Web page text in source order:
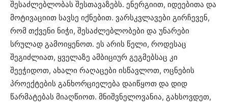
შესაძლებლობას შესთავაზებს. ენერგიით, იდეებითა და
მოტივაციით სავსე იქნებით. ვარსკვლავები გირჩევენ,
რომ თქვენი ნიჭი, შესაძლებლობები და უნარები
სრულად გამოიყენოთ. ეს არის წელი, როდესაც
შეგიძლიათ, ყველაზე ამბიციურ გეგმებსაც კი
შეეჭიდოთ, ახალი რაღაცები ისწავლოთ, ოცნების
პროექტების განხორციელება დაიწყოთ და დიდ
წარმატებას მიაღწიოთ. მნიშვნელოვანია, გახსოვდეთ,